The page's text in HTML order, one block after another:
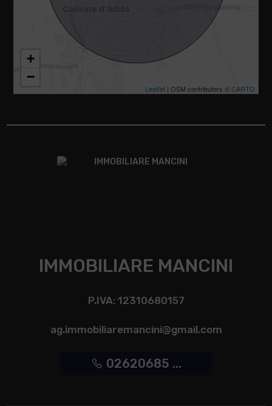
+
−
Leaflet | OSM contributors ©CARTO
IMMOBILIARE MANCINI
P.IVA: 12310680157
ag.immobiliaremancini@gmail.com
02620685 ...